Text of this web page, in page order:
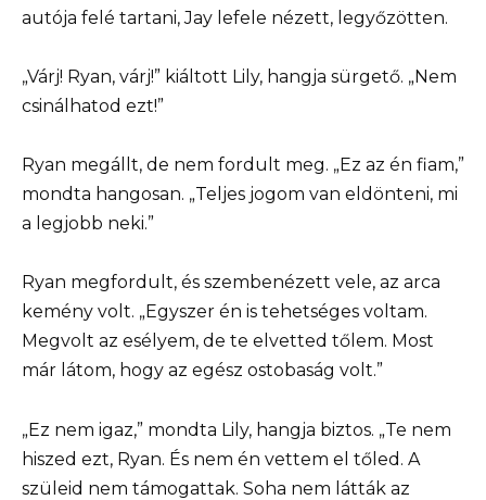
autója felé tartani, Jay lefele nézett, legyőzötten.
„Várj! Ryan, várj!” kiáltott Lily, hangja sürgető. „Nem
csinálhatod ezt!”
Ryan megállt, de nem fordult meg. „Ez az én fiam,”
mondta hangosan. „Teljes jogom van eldönteni, mi
a legjobb neki.”
Ryan megfordult, és szembenézett vele, az arca
kemény volt. „Egyszer én is tehetséges voltam.
Megvolt az esélyem, de te elvetted tőlem. Most
már látom, hogy az egész ostobaság volt.”
„Ez nem igaz,” mondta Lily, hangja biztos. „Te nem
hiszed ezt, Ryan. És nem én vettem el tőled. A
szüleid nem támogattak. Soha nem látták az